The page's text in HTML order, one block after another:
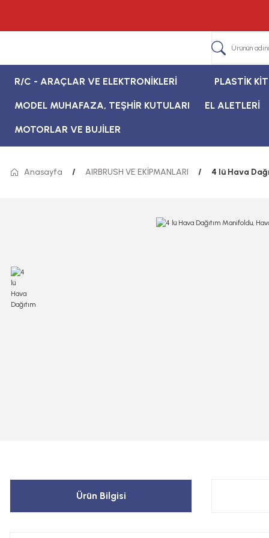
R/C - ARAÇLAR VE ELEKTRONİKLERİ PLASTİK
MODEL MUHAFAZA, TEŞHİR KUTULARI EL ALETLERİ
MOTORLAR VE BUJİLER
Anasayfa AIRBRUSH VE EKİPMANLARI 4 lü Hava
Ürün Bilgisi